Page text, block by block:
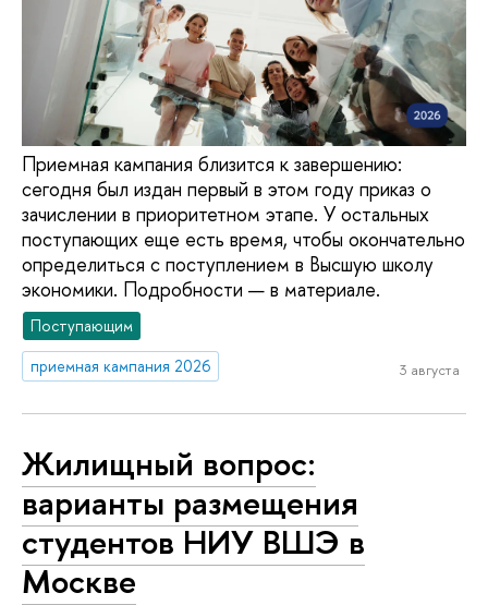
Приемная кампания близится к завершению:
сегодня был издан первый в этом году приказ о
зачислении в приоритетном этапе. У остальных
поступающих еще есть время, чтобы окончательно
определиться с поступлением в Высшую школу
экономики. Подробности — в материале.
Поступающим
приемная кампания 2026
3 августа
Жилищный вопрос:
варианты размещения
студентов НИУ ВШЭ в
Москве